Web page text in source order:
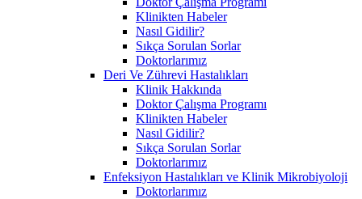
Klinikten Habeler
Nasıl Gidilir?
Sıkça Sorulan Sorlar
Doktorlarımız
Deri Ve Zührevi Hastalıkları
Klinik Hakkında
Doktor Çalışma Programı
Klinikten Habeler
Nasıl Gidilir?
Sıkça Sorulan Sorlar
Doktorlarımız
Enfeksiyon Hastalıkları ve Klinik Mikrobiyoloji
Doktorlarımız